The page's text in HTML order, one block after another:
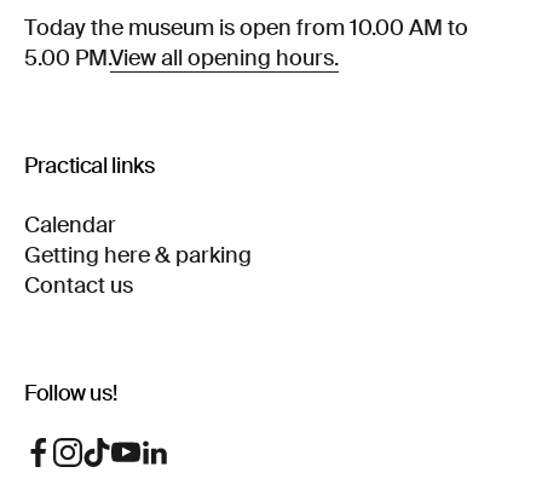
Today the museum is open from 10.00 AM to
5.00 PM.View all opening hours.
Practical links
Calendar
Getting here & parking
Contact us
Follow us!